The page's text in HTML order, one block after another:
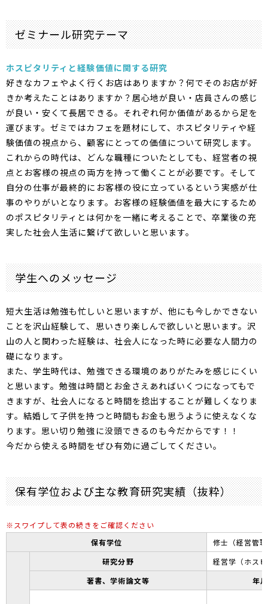
ゼミナール研究テーマ
ホスピタリティと経験価値に関する研究
好きなカフェやよく行くお店はありますか？何でそのお店が好
きか考えたことはありますか？居心地が良い・店員さんの感じ
が良い・安くて長居できる。それぞれ何か価値があるから足を
運びます。ゼミではカフェを題材にして、ホスピタリティや経
験価値の視点から、顧客にとっての価値について研究します。
これからの時代は、どんな職種についたとしても、経営者の視
点とお客様の視点の両方を持って働くことが必要です。そして
自分の仕事が最終的にお客様の役に立っているという実感が仕
事のやりがいとなります。お客様の経験価値を最大にするため
のポスピタリティとは何かを一緒に考えることで、卒業後の充
実した社会人生活に繋げて欲しいと思います。
学生へのメッセージ
短大生活は勉強も忙しいと思いますが、他にも今しかできない
ことを沢山経験して、思いきり楽しんで欲しいと思います。沢
山の人と関わった経験は、社会人になった時に必要な人間力の
礎になります。
また、学生時代は、勉強できる環境のありがたみを感じにくい
と思います。勉強は時間とお金さえあればいくつになってもで
きますが、社会人になると時間を捻出することが難しくなりま
す。結婚して子供を持つと時間もお金も思うように使えなくな
ります。思い切り勉強に没頭できるのも今だからです！！
今だから使える時間をぜひ有効に過ごしてください。
保有学位および主な教育研究実績（抜粋）
保有学位
修士（経営管
研究分野
経営学（ホス
著書、学術論文等
年